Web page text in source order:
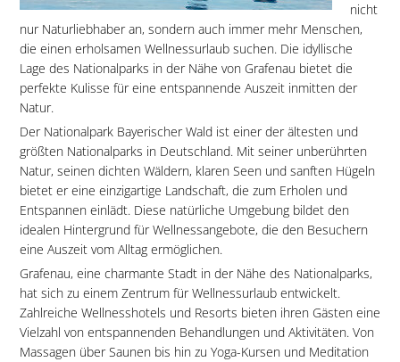
nicht
nur Naturliebhaber an, sondern auch immer mehr Menschen,
die einen erholsamen Wellnessurlaub suchen. Die idyllische
Lage des Nationalparks in der Nähe von Grafenau bietet die
perfekte Kulisse für eine entspannende Auszeit inmitten der
Natur.
Der Nationalpark Bayerischer Wald ist einer der ältesten und
größten Nationalparks in Deutschland. Mit seiner unberührten
Natur, seinen dichten Wäldern, klaren Seen und sanften Hügeln
bietet er eine einzigartige Landschaft, die zum Erholen und
Entspannen einlädt. Diese natürliche Umgebung bildet den
idealen Hintergrund für Wellnessangebote, die den Besuchern
eine Auszeit vom Alltag ermöglichen.
Grafenau, eine charmante Stadt in der Nähe des Nationalparks,
hat sich zu einem Zentrum für Wellnessurlaub entwickelt.
Zahlreiche Wellnesshotels und Resorts bieten ihren Gästen eine
Vielzahl von entspannenden Behandlungen und Aktivitäten. Von
Massagen über Saunen bis hin zu Yoga-Kursen und Meditation